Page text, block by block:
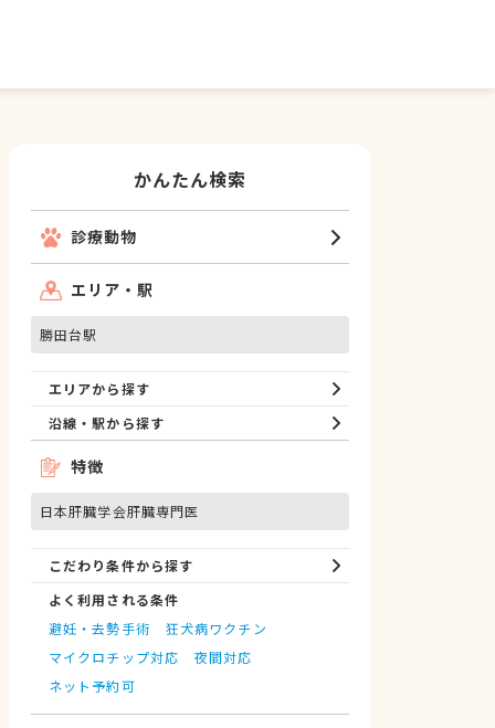
かんたん検索
診療動物
エリア・駅
勝田台駅
エリアから探す
沿線・駅から探す
特徴
日本肝臓学会肝臓専門医
こだわり条件から探す
よく利用される条件
避妊・去勢手術
狂犬病ワクチン
マイクロチップ対応
夜間対応
ネット予約可